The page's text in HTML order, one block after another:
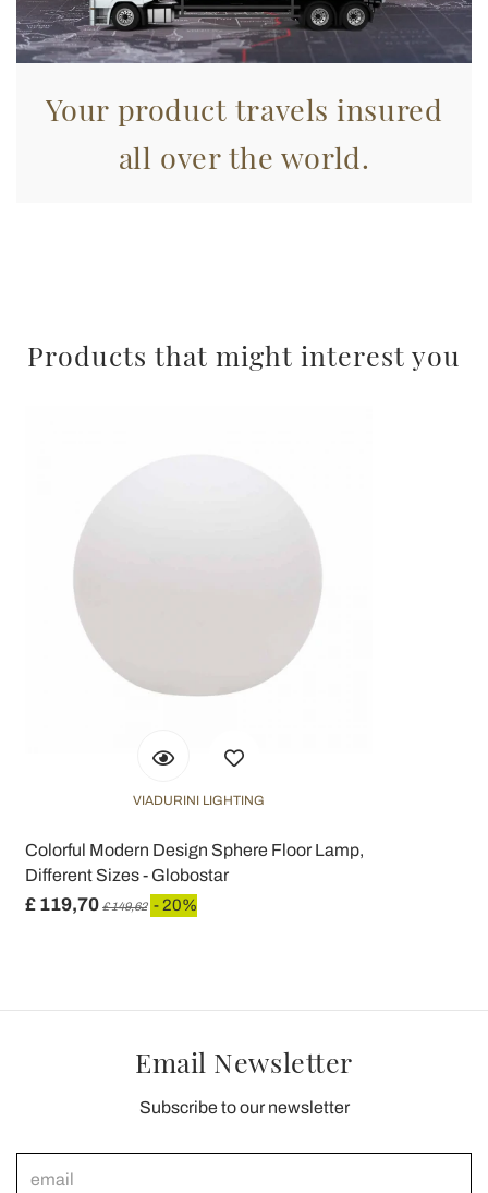
pubblicità e social media, i quali potrebbero combinarle
con altre informazioni che ha fornito loro o che hanno
raccolto dal suo utilizzo dei loro servizi.
Your product travels insured
all over the world.
Products that might interest you
VIADURINI LIGHTING
Colorful Modern Design Sphere Floor Lamp,
Different Sizes - Globostar
£ 119,70 £ 149,62 - 20%
Email Newsletter
Subscribe to our newsletter